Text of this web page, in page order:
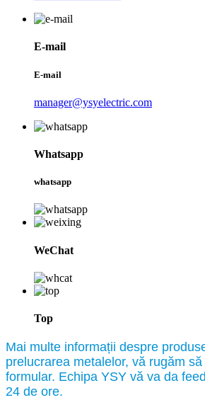
E-mail
E-mail
manager@ysyelectric.com
Whatsapp
whatsapp
WeChat
Top
Mai multe informații despre
prelucrarea metalelor, vă rugăm
formular. Echipa YSY vă va da
24 de ore.